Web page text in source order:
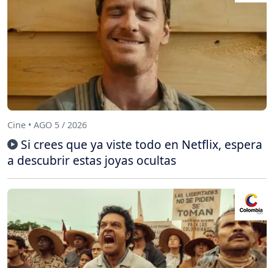
Cine • AGO 5 / 2026
Si crees que ya viste todo en Netflix, espera
a descubrir estas joyas ocultas